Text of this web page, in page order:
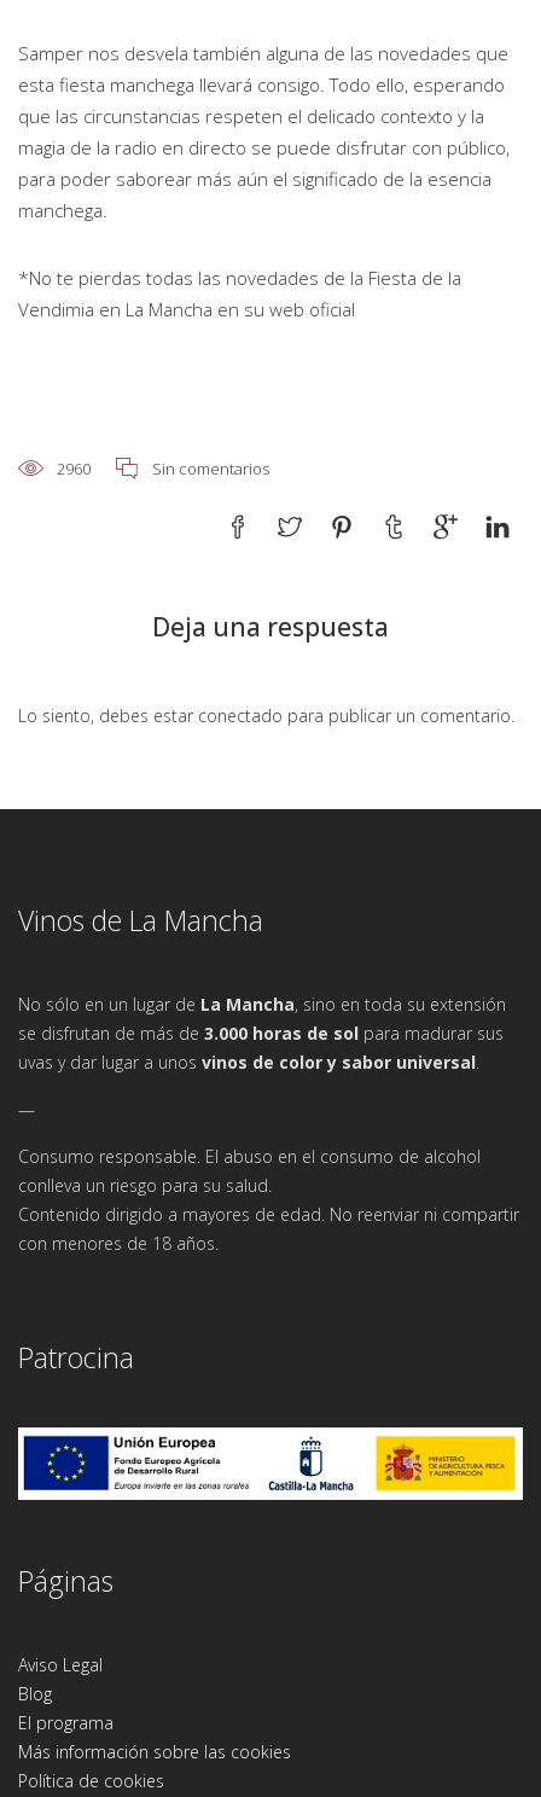
Samper nos desvela también alguna de las novedades que
esta fiesta manchega llevará consigo. Todo ello, esperando
que las circunstancias respeten el delicado contexto y la
magia de la radio en directo se puede disfrutar con público,
para poder saborear más aún el significado de la esencia
manchega.
*No te pierdas todas las novedades de la Fiesta de la
Vendimia en La Mancha en su web oficial
2960 Sin comentarios
Deja una respuesta
Lo siento, debes estar conectado para publicar un comentario.
Vinos de La Mancha
No sólo en un lugar de La Mancha, sino en toda su extensión
se disfrutan de más de 3.000 horas de sol para madurar sus
uvas y dar lugar a unos vinos de color y sabor universal.
—
Consumo responsable. El abuso en el consumo de alcohol
conlleva un riesgo para su salud.
Contenido dirigido a mayores de edad. No reenviar ni compartir
con menores de 18 años.
Patrocina
Páginas
Aviso Legal
Blog
El programa
Más información sobre las cookies
Política de cookies